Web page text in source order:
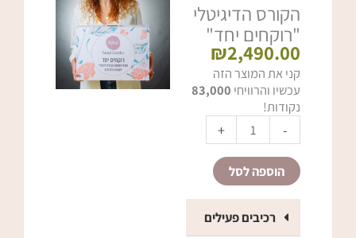
הקורס הדיגיטלי
"רוקחים יחד"
₪2,490.00
קני את המוצר הזה
עכשיו והרוויחי 83,000
נקודות!
-
כמות
של
הקורס
"רוקחים
יחד"
+
הוספה לסל
רכיבים פעילים